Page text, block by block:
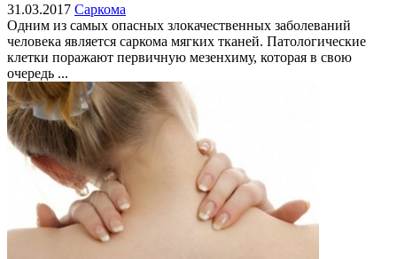
31.03.2017 Саркома
Одним из самых опасных злокачественных заболеваний
человека является саркома мягких тканей. Патологические
клетки поражают первичную мезенхиму, которая в свою
очередь ...